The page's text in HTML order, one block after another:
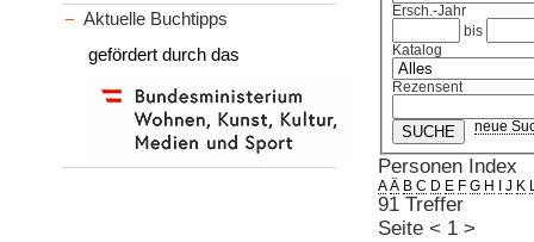
Ersch.-Jahr
bis
Katalog
Rezensent
neue
Personen Index
A Ä B C D E F G H J K
91 Treffer
Seite < 1 >
Aktuelle Buchtipps
gefördert durch das